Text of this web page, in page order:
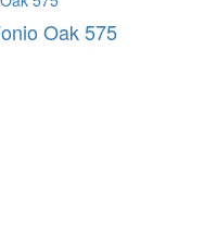
Oak 575